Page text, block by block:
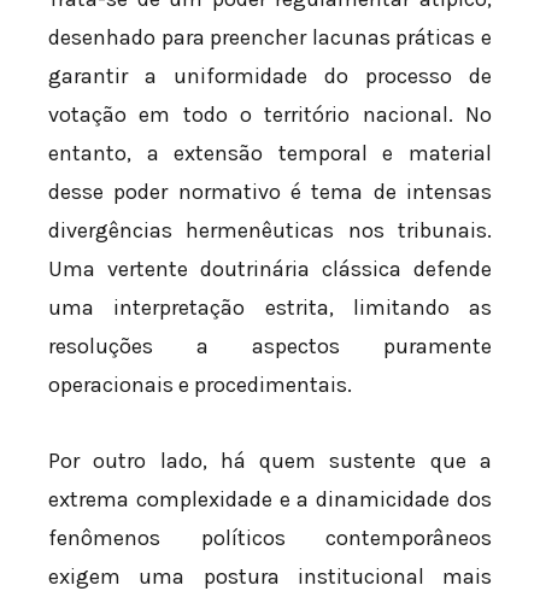
desenhado para preencher lacunas práticas e
garantir a uniformidade do processo de
votação em todo o território nacional. No
entanto, a extensão temporal e material
desse poder normativo é tema de intensas
divergências hermenêuticas nos tribunais.
Uma vertente doutrinária clássica defende
uma interpretação estrita, limitando as
resoluções a aspectos puramente
operacionais e procedimentais.
Por outro lado, há quem sustente que a
extrema complexidade e a dinamicidade dos
fenômenos políticos contemporâneos
exigem uma postura institucional mais